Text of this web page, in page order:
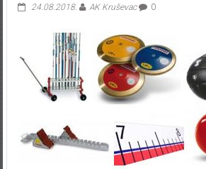
24.08.2018. AK Kruševac 0